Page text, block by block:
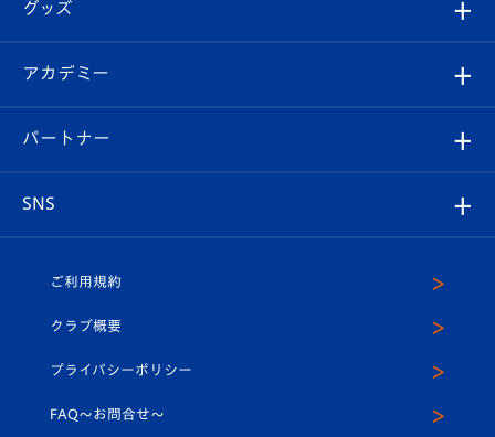
チケット
イベント
メディア
ホームタウン
スタッフプロフィール
マスコット紹介
平和祈念活動
Revive Team
ヴィヴィくんの長崎おもてなしガイド
フォトギャラリー
スタジアムグルメ
V-LOVERS（ファンクラブ）
プレイヤーズスイート
グッズ
オンラインショップ
店舗情報
アカデミー
育成からのお知らせ
U-18
スクール
パートナー
SNS
ヴィヴィくんインスタグラム
公式LINE＠
ご利用規約
クラブ概要
プライバシーポリシー
FAQ〜お問合せ〜